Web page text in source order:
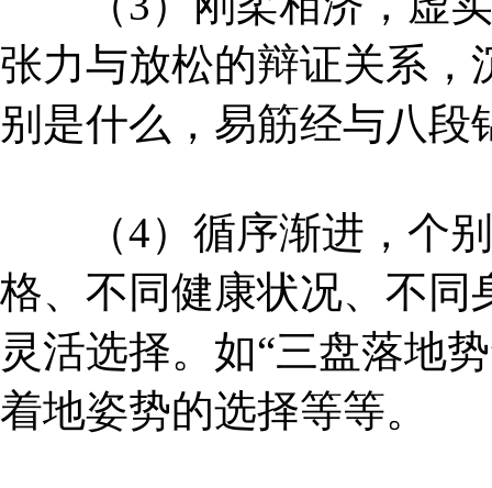
张力与放松的辩证关系，
别是什么，易筋经与八段
（4）循序渐进，个别
格、不同健康状况、不同
灵活选择。如“三盘落地
着地姿势的选择等等。